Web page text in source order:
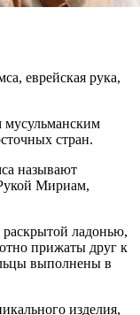
мусульманским
стран.
называют
Мириам,
ладонью,
прижаты друг к
выполнены в
изделия,